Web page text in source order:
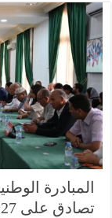
المبادرة